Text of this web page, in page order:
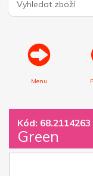
Menu
Kód: 68.2114263
Green